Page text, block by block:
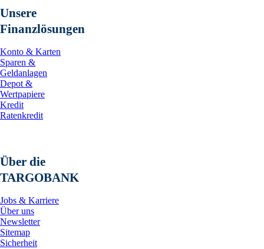
Unsere
Finanzlösungen
Konto & Karten
Sparen &
Geldanlagen
Depot &
Wertpapiere
Kredit
Ratenkredit
Über die
TARGOBANK
Jobs & Karriere
Über uns
Newsletter
Sitemap
Sicherheit